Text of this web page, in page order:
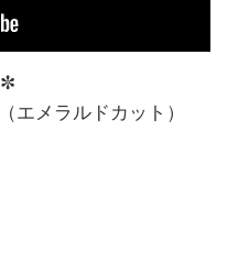
エメラルドカット）